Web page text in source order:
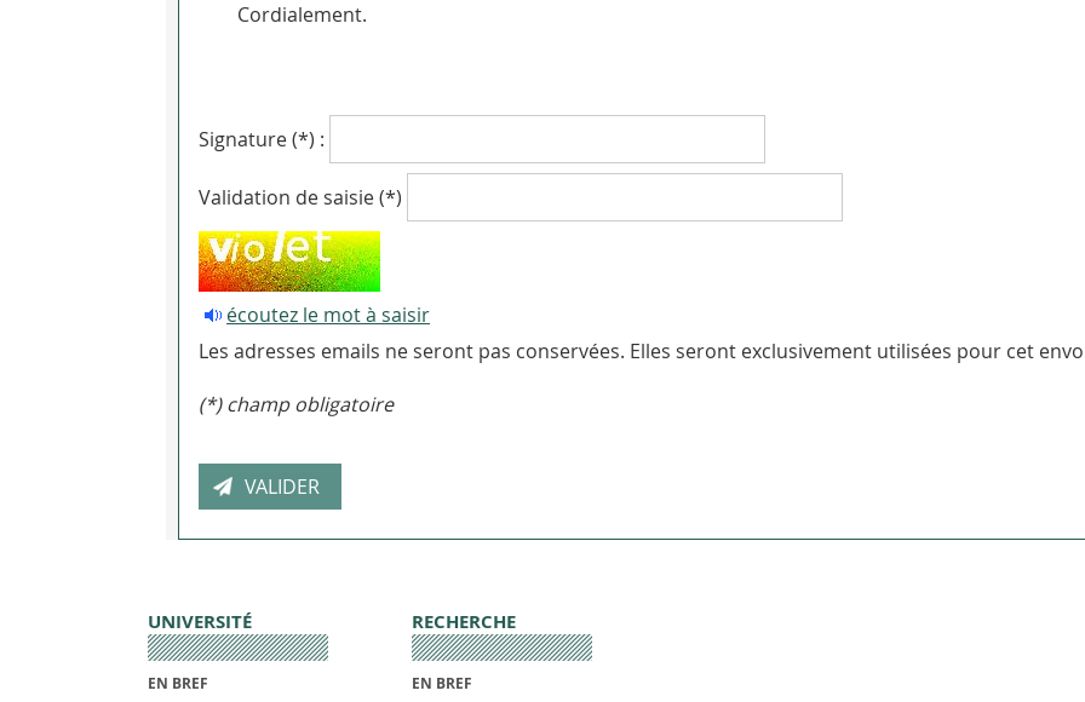
Cordialement.
Signature (*) :
Validation de saisie (*)
écoutez le mot à saisir
Les adresses emails ne seront pas conservées. Elles seront exclusivement utilisées pour cet
(*) champ obligatoire
UNIVERSITÉ
EN BREF
RECHERCHE
EN BREF